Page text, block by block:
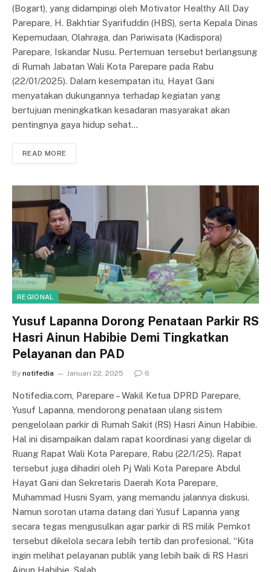
(Bogart), yang didampingi oleh Motivator Healthy All Day
Parepare, H. Bakhtiar Syarifuddin (HBS), serta Kepala Dinas
Kepemudaan, Olahraga, dan Pariwisata (Kadispora)
Parepare, Iskandar Nusu. Pertemuan tersebut berlangsung
di Rumah Jabatan Wali Kota Parepare pada Rabu
(22/01/2025). Dalam kesempatan itu, Hayat Gani
menyatakan dukungannya terhadap kegiatan yang
bertujuan meningkatkan kesadaran masyarakat akan
pentingnya gaya hidup sehat…
READ MORE
REGIONAL
Yusuf Lapanna Dorong Penataan Parkir RS
Hasri Ainun Habibie Demi Tingkatkan
Pelayanan dan PAD
By notifedia Januari 22, 2025 6
Notifedia.com, Parepare – Wakil Ketua DPRD Parepare,
Yusuf Lapanna, mendorong penataan ulang sistem
pengelolaan parkir di Rumah Sakit (RS) Hasri Ainun Habibie.
Hal ini disampaikan dalam rapat koordinasi yang digelar di
Ruang Rapat Wali Kota Parepare, Rabu (22/1/25). Rapat
tersebut juga dihadiri oleh Pj Wali Kota Parepare Abdul
Hayat Gani dan Sekretaris Daerah Kota Parepare,
Muhammad Husni Syam, yang memandu jalannya diskusi.
Namun sorotan utama datang dari Yusuf Lapanna yang
secara tegas mengusulkan agar parkir di RS milik Pemkot
tersebut dikelola secara lebih tertib dan profesional. “Kita
ingin melihat pelayanan publik yang lebih baik di RS Hasri